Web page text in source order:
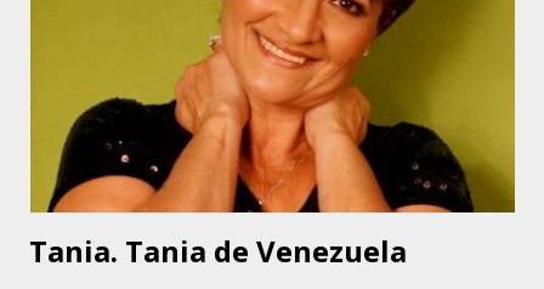
Ni Un Ruego Más y Muchacho Criollo, original de la
compositora colombiana Mercedes Díaz. Esta última pieza
es la que le da origen a su nombre artístico: Muchacha
Criolla. Actualmente desarrolla un proyecto con su padre,
fundamentalmente versionando otras piezas de la autoría
del Poeta, e in...
Tania. Tania de Venezuela